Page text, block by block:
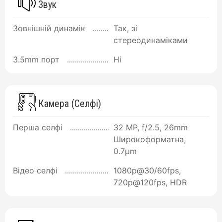
Звук
Зовнішній динамік
Так, зі
стереодинаміками
3.5mm порт
Ні
Камера (Селфі)
Перша селфі
32 MP, f/2.5, 26mm
Широкоформатна,
0.7µm
Відео селфі
1080p@30/60fps,
720p@120fps, HDR